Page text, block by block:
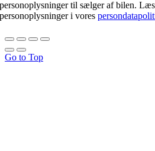
personoplysninger til sælger af bilen.
personoplysninger i vores
Go to Top